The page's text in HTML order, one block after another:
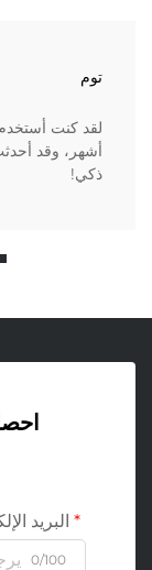
توم
أشهر، وقد
ذكي!
البريد
0/100